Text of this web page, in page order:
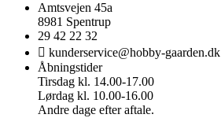
Amtsvejen 45a
8981 Spentrup
29 42 22 32
kunderservice@hobby-gaarden.dk
Åbningstider
Tirsdag kl. 14.00-17.00
Lørdag kl. 10.00-16.00
Andre dage efter aftale.